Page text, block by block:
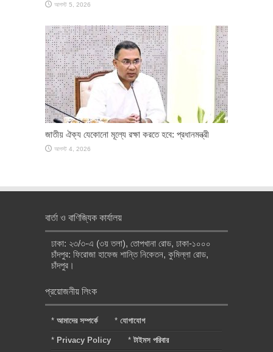
আগস্ট 5, 2026
জাতীয় ঐক্য যেকোনো মূল্যে রক্ষা করতে হবে: প্রধানমন্ত্রী
আগস্ট 4, 2026
বার্তা ও বাণিজ্যিক কার্যালয়
ঢাকা: ২৩/৩-এ (৩য় তলা), তোপখানা রোড, ঢাকা-১০০০
চাঁদপুর: ফিরোজা হাফেজ শান্তি নিকেতন, কুমিল্লা রোড,
চাঁদপুর।
প্রয়োজনীয় লিংক
* আমাদের সম্পর্কে * যোগাযোগ
* Privacy Policy *টাইমস পরিবার